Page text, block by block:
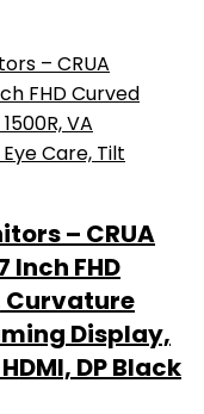
– CRUA
FHD
Curvature
Display,
DP Black